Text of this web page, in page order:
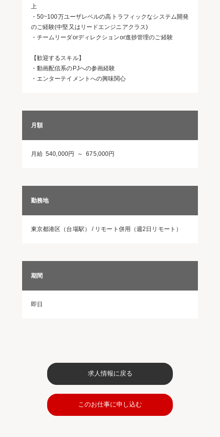
上
・50~100万ユーザレベルの高トラフィックなシステム開発
のご経験(中堅又はリードエンジニアクラス)
・チームリーダorディレクションor進捗管理のご経験
【歓迎するスキル】
・動画配信系のPJへの参画経験
・エンターテイメントへの興味関心
月額
月給 540,000円 ～ 675,000円
勤務地
東京都港区（台場駅） / リモート併用（週2日リモート）
期間
即日
求人情報に戻る
このお仕事に申し込む